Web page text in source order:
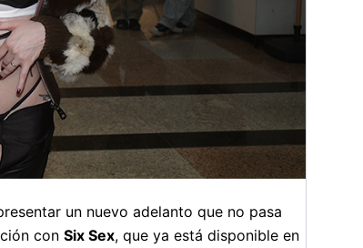
un nuevo adelanto que no pasa
con Six Sex, que ya está disponible en